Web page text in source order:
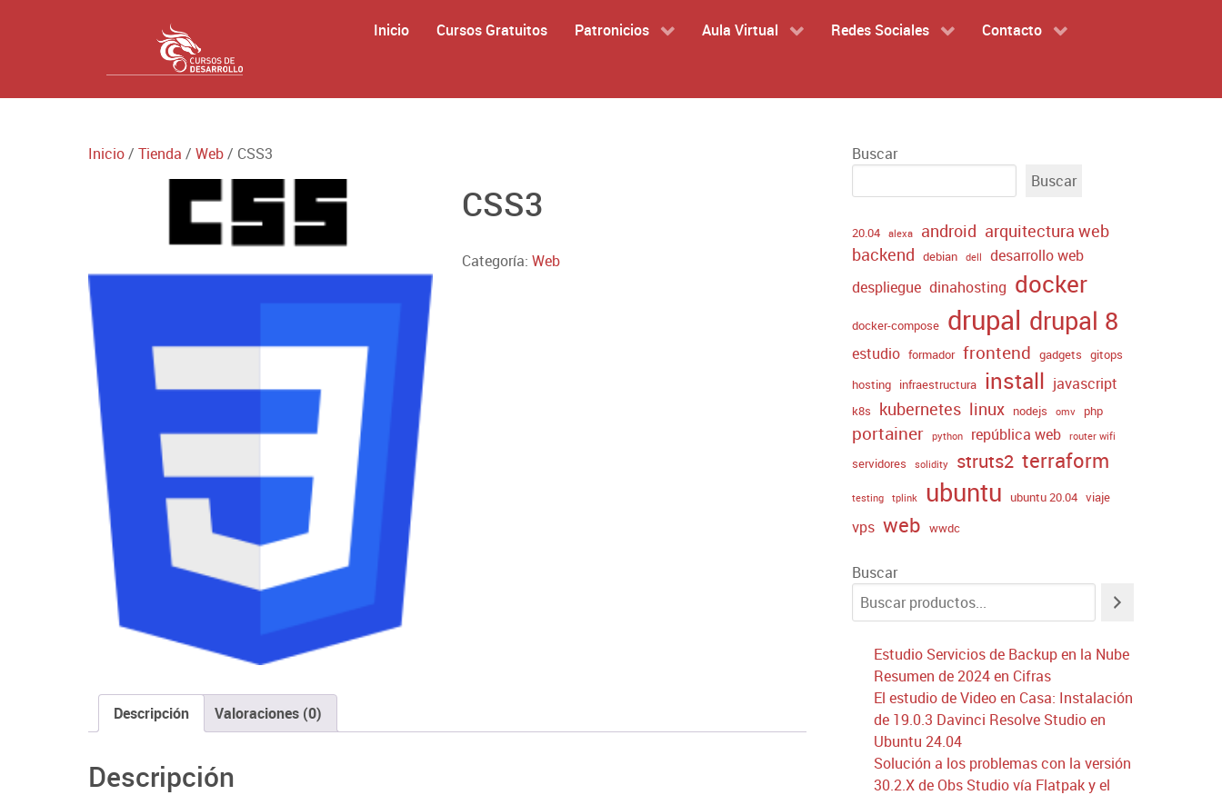
Inicio Cursos Gratuitos Patronicios Aula Virtual Redes Sociales Contacto
Inicio/ Tienda / Web/ CSS3
CSS3
Categoría: Web
Descripción Valoraciones (0)
Descripción
Buscar
Buscar
20.04 alexa android arquitectura web
backend debian dell
desarrollo web
despliegue dinahosting docker
docker-compose drupal drupal 8
estudio formador frontend gadgets gitops
hosting infraestructura install javascript
k8s kubernetes linux nodejs omv php
portainer python república web router wifi
servidores solidity struts2 terraform
testing tplink ubuntu ubuntu 20.04 viaje
vps web wwdc
Buscar
Estudio Servicios de Backup en la Nube
Resumen de 2024 en Cifras
El estudio de Video en Casa: Instalación
de 19.0.3 Davinci Resolve Studio en
Ubuntu 24.04
Solución a los problemas con la versión
30.2.X de Obs Studio vía Flatpak y el